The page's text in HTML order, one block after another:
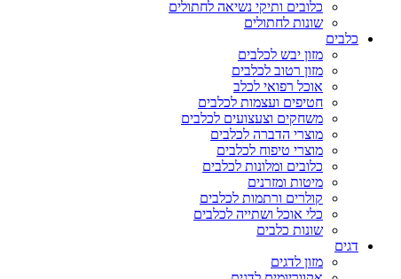
כלובים ותיקי נשיאה לחתולים
שונות לחתולים
כלבים
מזון יבש לכלבים
מזון רטוב לכלבים
אוכל רפואי לכלב
חטיפים ועצמות לכלבים
משחקים וצעצועים לכלבים
מוצרי הדברה לכלבים
מוצרי טיפוח לכלבים
כלובים ומלונות לכלבים
מיטות ומזרנים
קולרים ורתמות לכלבים
כלי אוכל ושתייה לכלבים
שונות כלבים
דגים
מזון לדגים